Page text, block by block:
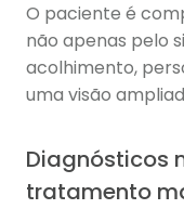
O paciente é
não apenas pelo
acolhimento,
uma visão
Diagnósticos
tratamento